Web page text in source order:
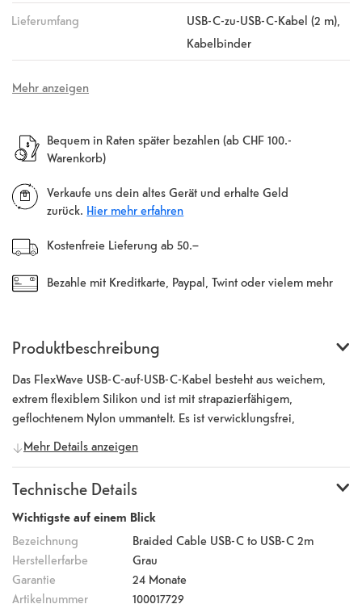
Lieferumfang
USB-C-zu-USB-C-Kabel (2 m),
Kabelbinder
Mehr anzeigen
Bequem in Raten später bezahlen (ab CHF 100.-
Warenkorb)
Verkaufe uns dein altes Gerät und erhalte Geld
zurück. Hier mehr erfahren
Kostenfreie Lieferung ab 50.–
Bezahle mit Kreditkarte, Paypal, Twint oder vielem mehr
Produktbeschreibung
Das FlexWave USB-C-auf-USB-C-Kabel besteht aus weichem,
extrem flexiblem Silikon und ist mit strapazierfähigem,
geflochtenem Nylon ummantelt. Es ist verwicklungsfrei,
farbenfroh und dank 360°-Zugentlastung über 50.000 Biegungen
standfest. Es ist ideal für alle USB-C-Geräte und unterstützt bis zu
du es biegst oder aufrollst. Es ist in den Pastellfarben Pastel Pink,
Dreamy Lilac, True Blue und Storm Gray sowie in einer Länge von
2 m erhältlich und wird mit einem Kabelbinder für mehr
Ordnung geliefert.
Mehr Details anzeigen
Technische Details
Wichtigste auf einem Blick
Bezeichnung
Braided Cable USB-C to USB-C 2m
Herstellerfarbe
Grau
Garantie
24 Monate
Artikelnummer
100017729